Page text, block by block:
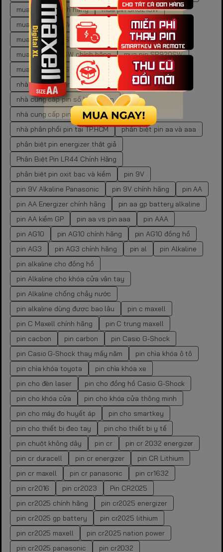
mua pin LR chính hãng
mua pin SR621SW
mua pin SR621SW chính hãng
mua pin SR626SW chính hãng
mua pin SR916SW
mua pin SR916SW chính hãng
mua pin SR920SW
mua pin SR920SW chính hãng
nhà cung cấp pin cho doanh nghiệp
nhà cung cấp pin số lượng lớn
nhà cung cấp pin tại TP.HCM
nhà phân phối pin tại TP.HCM
phân biệt pin aa và aaa
phân biệt pin energizer thật giả
Phân Biệt Pin LR44 Chính Hãng
phân biệt pin oxit bạc và kiềm
pin 9V
pin 9V Alkaline Panasonic
pin 9V chính hãng
pin AA
pin AA Energizer chính hãng
pin aa gp battery alkaline
pin AA kiềm GP
pin aa vs pin aaa
pin AAA
pin AG10
pin AG10 chính hãng
pin AG10 đồng hồ
pin AG3
pin AG3 chính hãng pin al
pin Alkaline
pin alkaline cho đồng hồ
pin Alkaline cho khóa cửa vân tay
pin Alkaline chống chảy nước
pin alkaline dùng được bao lâu
pin c maxell
pin C Maxell chính hãng
pin C trung maxell
pin cacbon
pin carbon
pin Casio G-Shock
pin Casio G-Shock thay mấy năm
pin chìa khóa ô tô
pin chìa khóa toyota
pin chìa khóa xe
pin cho đèn laser
pin cho đồng hồ Casio G-Shock
pin cho khóa cửa
pin cho khóa cửa thông minh
pin cho máy đo huyết áp
pin cho smartkey
pin cho thiết bị đeo tay
pin cho thiết bị y tế
pin chuột không dây
pin cr
pin cr 2032 energizer
pin cr duracell
pin cr energizer
pin CR Lithium
pin cr maxell
pin cr panasonic
pin cr1632
pin cr2016
pin cr2023
Pin CR2025
pin cr2025 chính hãng
pin cr2025 energizer
pin cr2025 gp battery
pin cr2025 lithium
pin cr2025 maxell
pin cr2025 nation power
pin cr2025 panasonic
pin cr2032